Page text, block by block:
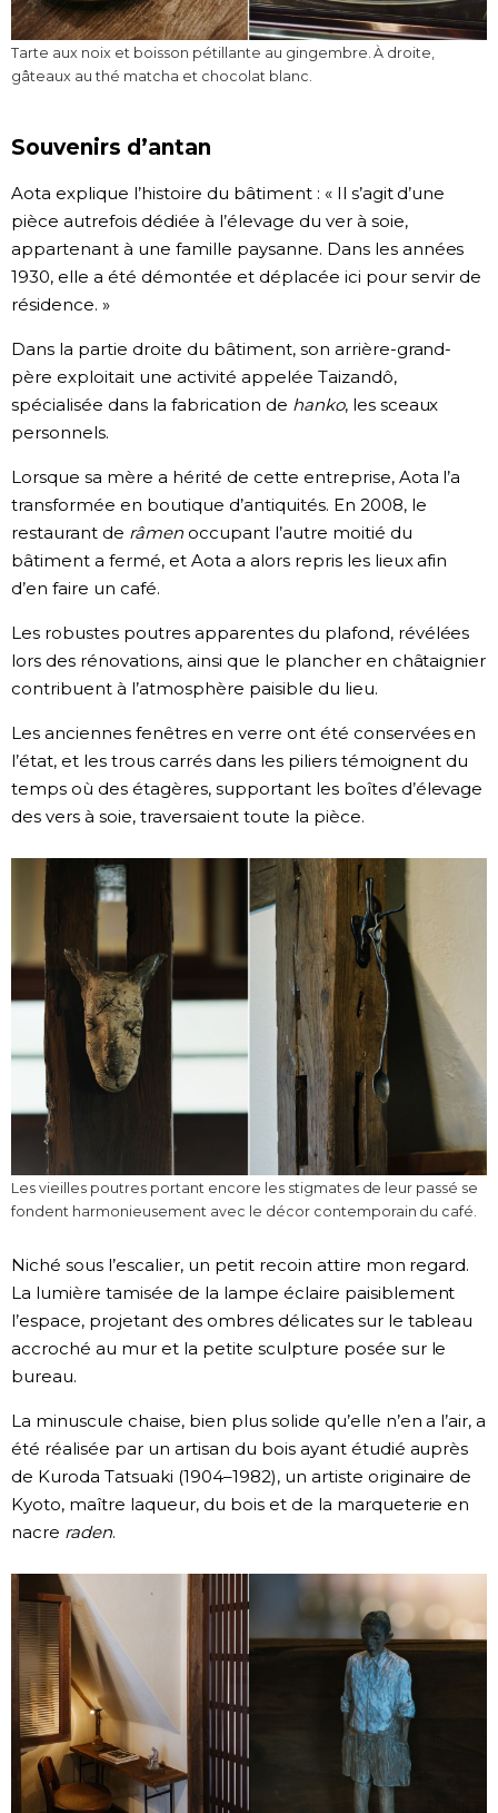
Tarte aux noix et boisson pétillante au gingembre. À droite,
gâteaux au thé matcha et chocolat blanc.
Souvenirs d’antan
Aota explique l’histoire du bâtiment : « Il s’agit d’une
pièce autrefois dédiée à l’élevage du ver à soie,
appartenant à une famille paysanne. Dans les années
1930, elle a été démontée et déplacée ici pour servir de
résidence. »
Dans la partie droite du bâtiment, son arrière-grand-
père exploitait une activité appelée Taizandô,
spécialisée dans la fabrication de hanko, les sceaux
personnels.
Lorsque sa mère a hérité de cette entreprise, Aota l’a
transformée en boutique d’antiquités. En 2008, le
restaurant de râmenoccupant l’autre moitié du
bâtiment a fermé, et Aota a alors repris les lieux afin
d’en faire un café.
Les robustes poutres apparentes du plafond, révélées
lors des rénovations, ainsi que le plancher en châtaignier
contribuent à l’atmosphère paisible du lieu.
Les anciennes fenêtres en verre ont été conservées en
l’état, et les trous carrés dans les piliers témoignent du
temps où des étagères, supportant les boîtes d’élevage
des vers à soie, traversaient toute la pièce.
Les vieilles poutres portant encore les stigmates de leur passé se
fondent harmonieusement avec le décor contemporain du café.
Niché sous l’escalier, un petit recoin attire mon regard.
La lumière tamisée de la lampe éclaire paisiblement
l’espace, projetant des ombres délicates sur le tableau
accroché au mur et la petite sculpture posée sur le
bureau.
La minuscule chaise, bien plus solide qu’elle n’en a l’air, a
été réalisée par un artisan du bois ayant étudié auprès
de Kuroda Tatsuaki (1904–1982), un artiste originaire de
Kyoto, maître laqueur, du bois et de la marqueterie en
nacre raden.